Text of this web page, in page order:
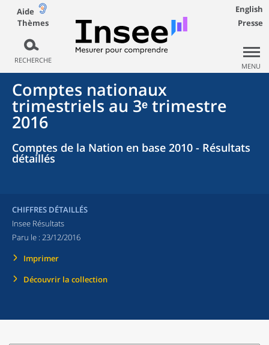
Aide
Thèmes
RECHERCHE
English
Presse
MENU
Comptes nationaux
trimestriels au 3ᵉ trimestre
2016
Comptes de la Nation en base 2010 - Résultats
détaillés
CHIFFRES DÉTAILLÉS
Insee Résultats
Paru le : 23/12/2016
Imprimer
Découvrir la collection